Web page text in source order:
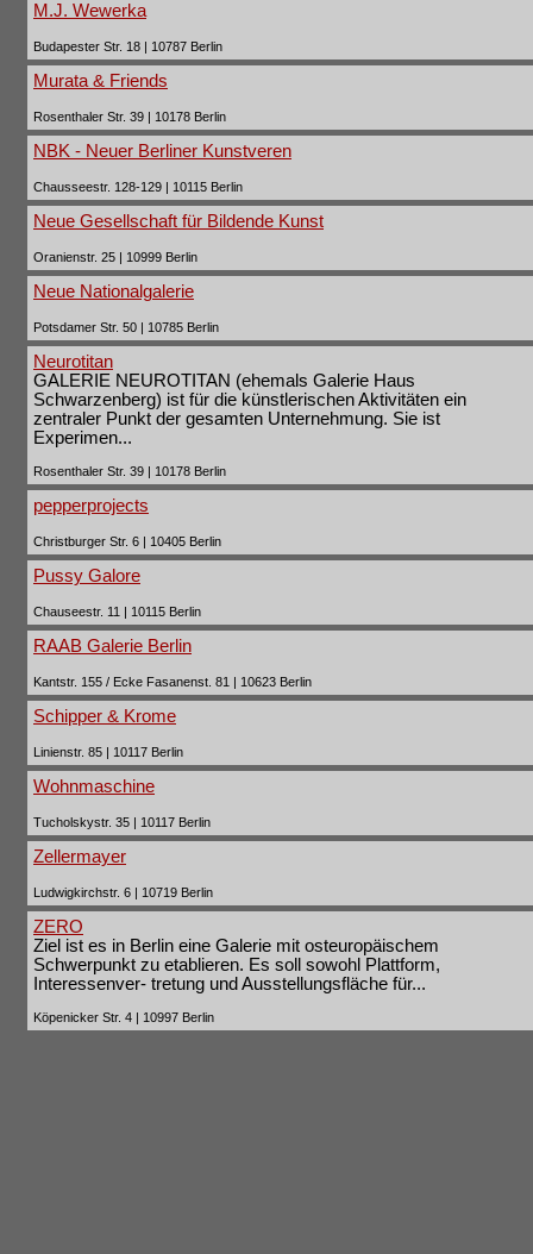
M.J. Wewerka
Budapester Str. 18 | 10787 Berlin
Murata & Friends
Rosenthaler Str. 39 | 10178 Berlin
NBK - Neuer Berliner Kunstveren
Chausseestr. 128-129 | 10115 Berlin
Neue Gesellschaft für Bildende Kunst
Oranienstr. 25 | 10999 Berlin
Neue Nationalgalerie
Potsdamer Str. 50 | 10785 Berlin
Neurotitan
GALERIE NEUROTITAN (ehemals Galerie Haus
Schwarzenberg) ist für die künstlerischen Aktivitäten ein
zentraler Punkt der gesamten Unternehmung. Sie ist
Experimen...
Rosenthaler Str. 39 | 10178 Berlin
pepperprojects
Christburger Str. 6 | 10405 Berlin
Pussy Galore
Chauseestr. 11 | 10115 Berlin
RAAB Galerie Berlin
Kantstr. 155 / Ecke Fasanenst. 81 | 10623 Berlin
Schipper & Krome
Linienstr. 85 | 10117 Berlin
Wohnmaschine
Tucholskystr. 35 | 10117 Berlin
Zellermayer
Ludwigkirchstr. 6 | 10719 Berlin
ZERO
Ziel ist es in Berlin eine Galerie mit osteuropäischem
Schwerpunkt zu etablieren. Es soll sowohl Plattform,
Interessenver- tretung und Ausstellungsfläche für...
Köpenicker Str. 4 | 10997 Berlin